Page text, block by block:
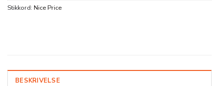
Stikkord: Nice Price
BESKRIVELSE